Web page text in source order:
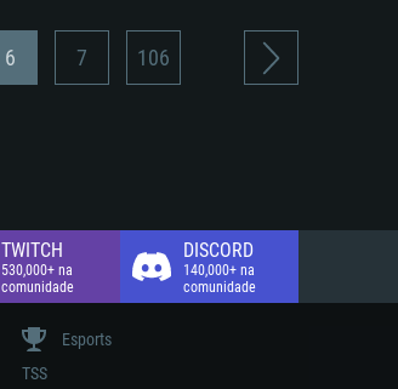
6 7 106
TWITCH
530,000+ na
comunidade
DISCORD
140,000+ na
comunidade
Esports
TSS